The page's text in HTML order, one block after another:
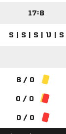
17:8
S | S | S | U | S
8 / 0
0 / 0
0 / 0